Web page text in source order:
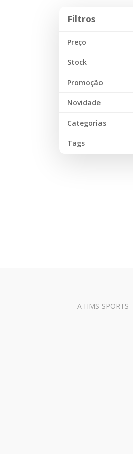
Filtros
Preço
Stock
Promoção
Novidade
Categorias
Tags
A HMS SPORTS